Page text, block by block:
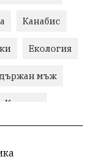
Канабис
Екология
мъж
Култура